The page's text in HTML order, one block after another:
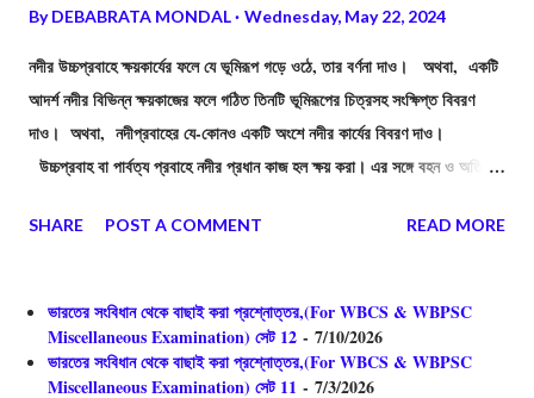
ByDEBABRATA MONDAL Wednesday, May 22, 2024
নদীর উচ্চপ্রবাহে ক্ষয়কার্যের ফলে যে ভূমিরূপ গড়ে ওঠে, তার বর্ণনা দাও। অথবা, একটি
আদর্শ নদীর বিভিন্ন ক্ষয়কাজের ফলে গঠিত তিনটি ভূমিরূপের চিত্রসহ সংক্ষিপ্ত বিবরণ
দাও। অথবা, নদীপ্রবাহের যে-কোনও একটি অংশে নদীর কার্যের বিবরণ দাও।
উচ্চপ্রবাহ বা পার্বত্য প্রবাহে নদীর প্রধান কাজ হল ক্ষয় করা। এর সঙ্গে বহন ও অতি
অংশে নদীপথের ঢাল খুব বেশি হয়, ফলে নদীর স্রোতও খুব বেশি হয়। স্বভাবতই পার্বত্য
ক্ষয়জাত পদার্থ ও প্রস্তরখণ্ডকে সবেগে বহনও করে। উচ্চ প্রবাহে নদীর এই ক্ষয়কার্য
প্রধানত চারটি প্রক্রিয়ার দ্বারা সম্পন্ন হয়। এই প্রক্রিয়া গুলি হলো - অবঘর্ষ ক্ষয়, ঘর্ষণ
ক্ষয়, জলপ্রবাহ ক্ষয় ও দ্রবণ ক্ষয়। নদীর ক্ষয়কাজের ফলে বিভিন্ন ভূমিরূপের সৃষ্টি হয়,
SHARE POST A COMMENT READ MORE
ভারতের সংবিধান থেকে বাছাই করা প্রশ্নোত্তর,(For WBCS & WBPSC
Miscellaneous Examination) সেট 12 - 7/10/2026
ভারতের সংবিধান থেকে বাছাই করা প্রশ্নোত্তর,(For WBCS & WBPSC
Miscellaneous Examination) সেট 11 - 7/3/2026